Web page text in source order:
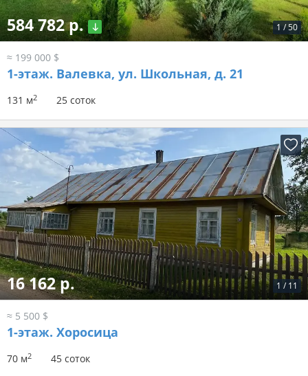
1 /50
584 782 р.
≈ 199 000 $
1-этаж. Валевка, ул. Школьная, д. 21
131 м2 25 соток
1 / 11
16 162 р.
≈ 5 500 $
1-этаж. Хоросица
70 м2 45 соток